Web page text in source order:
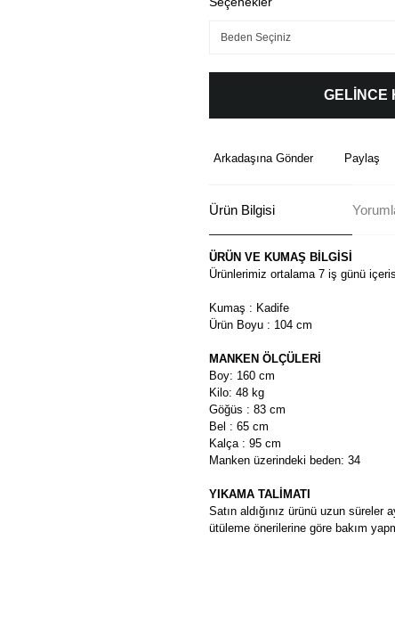
GELİNCE
Arkadaşına Gönder Paylaş
Ürün Bilgisi
ÜRÜN VE KUMAŞ BİLGİSİ
Ürünlerimiz ortalama 7 iş günü
Kumaş : Kadife
Ürün Boyu : 104 cm
MANKEN ÖLÇÜLERİ
Boy: 160 cm
Kilo: 48 kg
Göğüs : 83 cm
Bel : 65 cm
Kalça : 95 cm
Manken üzerindeki beden: 34
YIKAMA TALİMATI
Satın aldığınız ürünü uzun
ütüleme önerilerine göre bakım